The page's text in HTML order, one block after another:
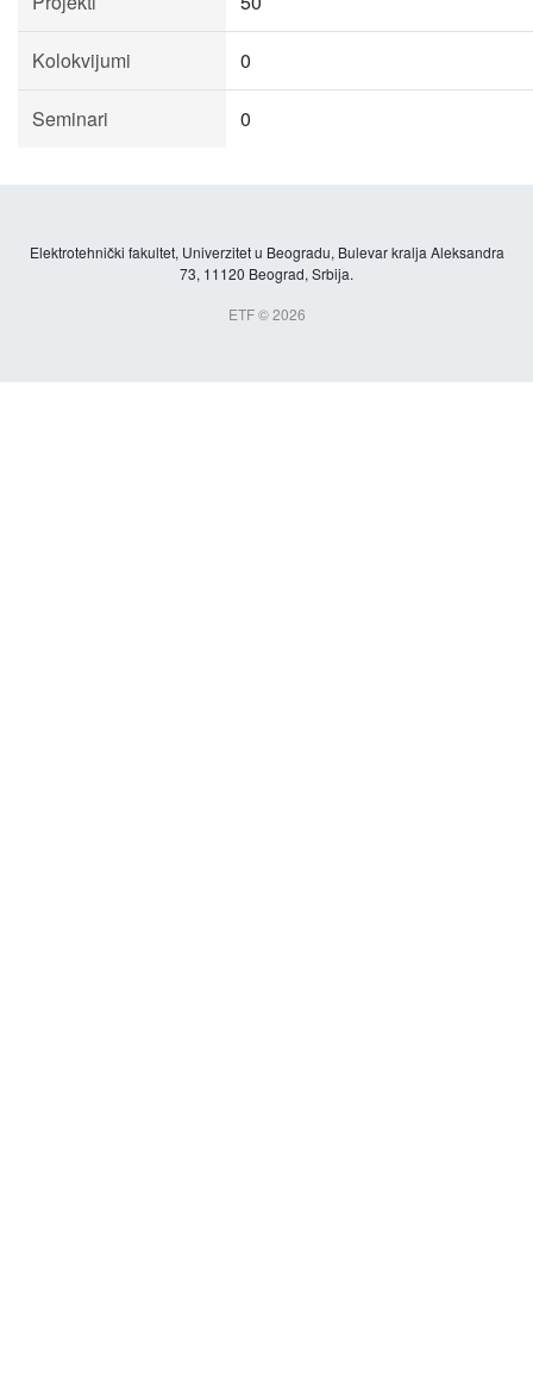
Kolokvijumi 0
Seminari 0
Elektrotehnički fakultet, Univerzitet u Beogradu, Bulevar kralja Aleksandra
73, 11120 Beograd, Srbija.
ETF © 2026